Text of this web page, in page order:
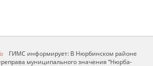
ГИМС информирует: В Нюрбинском районе
муниципального значения “Нюрба-